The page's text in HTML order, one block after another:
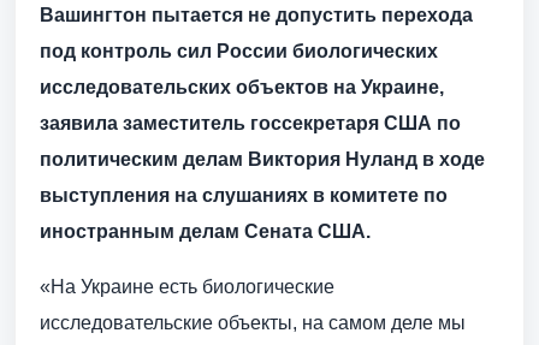
Вашингтон пытается не допустить перехода
под контроль сил России биологических
исследовательских объектов на Украине,
заявила заместитель госсекретаря США по
политическим делам Виктория Нуланд в ходе
выступления на слушаниях в комитете по
иностранным делам Сената США.
«На Украине есть биологические
исследовательские объекты, на самом деле мы